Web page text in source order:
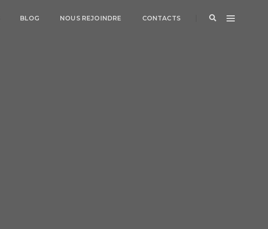
BLOG NOUS REJOINDRE CONTACTS